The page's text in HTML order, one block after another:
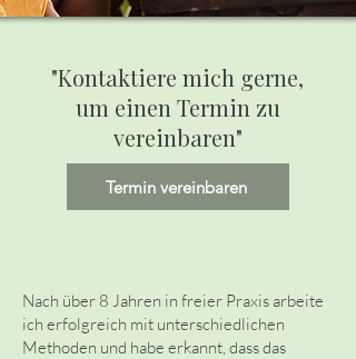
"Kontaktiere mich gerne,
um einen Termin zu
vereinbaren"
Termin vereinbaren
Nach über 8 Jahren in freier Praxis arbeite
ich erfolgreich mit unterschiedlichen
Methoden und habe erkannt, dass das